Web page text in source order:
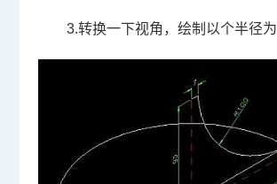
3.转换一下视角，绘制以个半径为